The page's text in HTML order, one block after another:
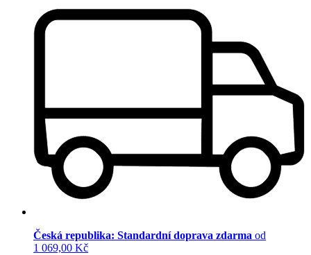
Česká republika: Standardní doprava zdarma od
1 069,00 Kč